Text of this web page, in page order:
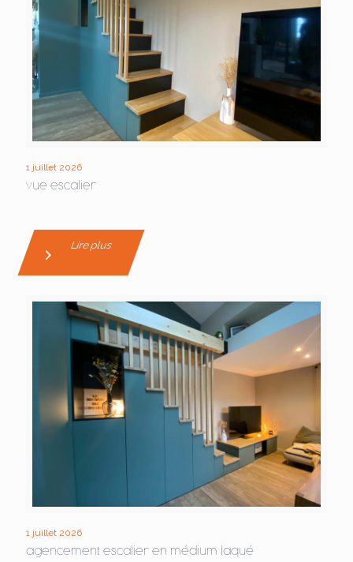
1 juillet 2026
vue escalier
Lire plus
1 juillet 2026
agencement escalier en médium laqué